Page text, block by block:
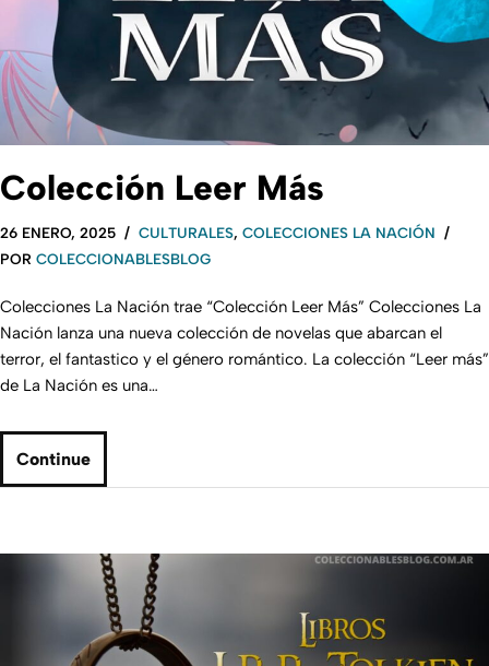
Colección Leer Más
26 ENERO, 2025 CULTURALES, COLECCIONES LA NACIÓN
POR COLECCIONABLESBLOG
Colecciones La Nación trae “Colección Leer Más” Colecciones La
Nación lanza una nueva colección de novelas que abarcan el
terror, el fantastico y el género romántico. La colección “Leer más”
de La Nación es una…
Continue